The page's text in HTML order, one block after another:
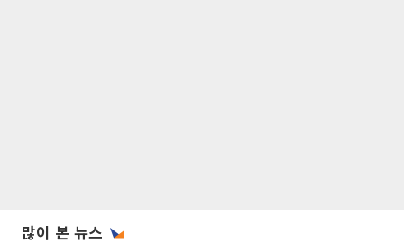
많이 본 뉴스